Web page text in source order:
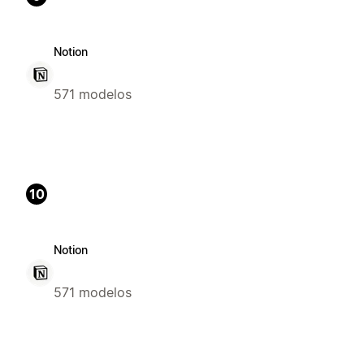
Notion
571 modelos
10
Notion
571 modelos